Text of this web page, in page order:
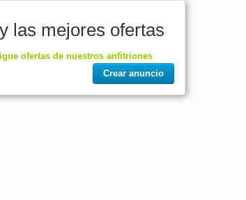
las mejores ofertas
ofertas de nuestros anfitriones
Crear anuncio